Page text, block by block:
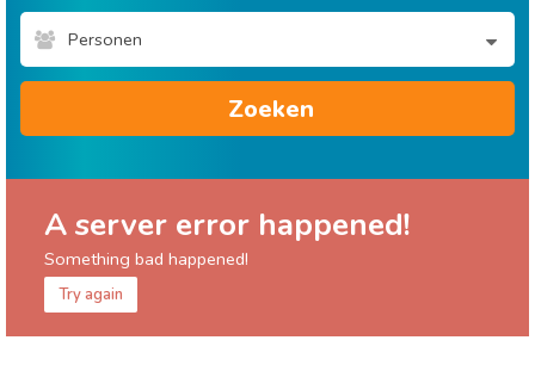
Personen
Zoeken
A server error happened!
Something bad happened!
Try again